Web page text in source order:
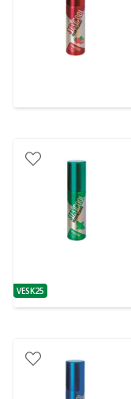
patarimas
VESK25